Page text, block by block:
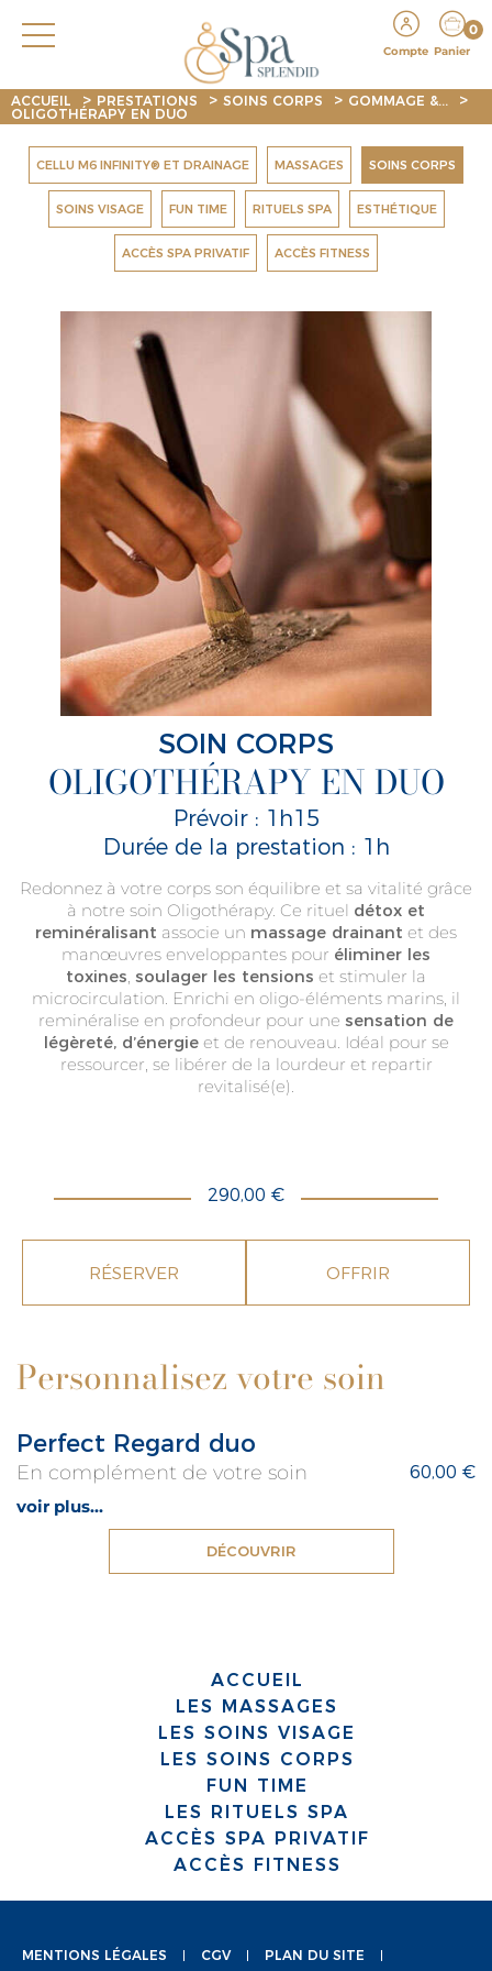
Compte
0
Panier
ACCUEIL > PRESTATIONS > SOINS CORPS > GOMMAGE &... >
OLIGOTHÉRAPY EN DUO
CELLU M6 INFINITY® ET DRAINAGE MASSAGES SOINS CORPS
SOINS VISAGE FUN TIME RITUELS SPA ESTHÉTIQUE
ACCÈS SPA PRIVATIF ACCÈS FITNESS
SOIN CORPS
OLIGOTHÉRAPY EN DUO
Prévoir : 1h15
Durée de la prestation : 1h
Redonnez à votre corps son équilibre et sa vitalité grâce
à notre soin Oligothérapy. Ce rituel détox et
reminéralisant associe un massage drainant et des
manœuvres enveloppantes pour éliminer les
toxines, soulager les tensions et stimuler la
microcirculation. Enrichi en oligo-éléments marins, il
reminéralise en profondeur pour une sensation de
légèreté, d’énergieet de renouveau. Idéal pour se
ressourcer, se libérer de la lourdeur et repartir
revitalisé(e).
RÉSERVER OFFRIR
290,00 €
Personnalisez votre soin
Perfect Regard duo
En complément de votre soin
voir plus...
60,00 €
DÉCOUVRIR
ACCUEIL
LES MASSAGES
LES SOINS VISAGE
LES SOINS CORPS
FUN TIME
LES RITUELS SPA
ACCÈS SPA PRIVATIF
ACCÈS FITNESS
MENTIONS LÉGALES CGV
PLAN DU SITE